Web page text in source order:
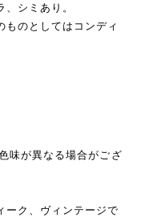
シミあり。
ものとしてはコンディ
味が異なる場合がござ
ーク、ヴィンテージで